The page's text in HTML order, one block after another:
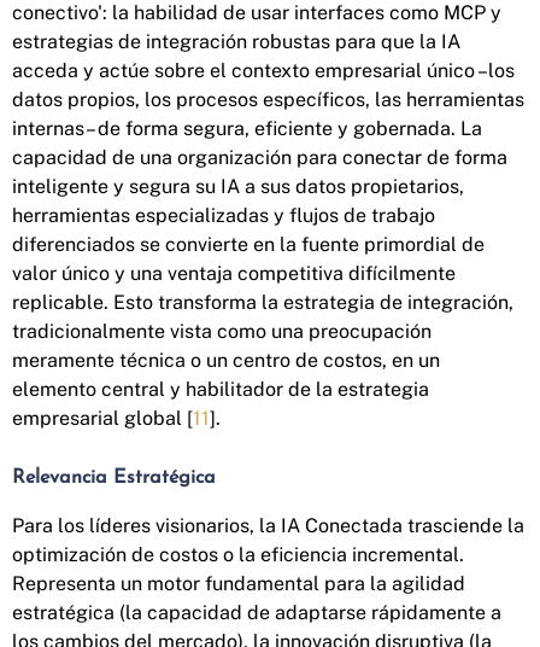
conectivo': la habilidad de usar interfaces como MCP y
estrategias de integración robustas para que la IA
acceda y actúe sobre el contexto empresarial único –los
datos propios, los procesos específicos, las herramientas
internas– de forma segura, eficiente y gobernada. La
capacidad de una organización para conectar de forma
inteligente y segura su IA a sus datos propietarios,
herramientas especializadas y flujos de trabajo
diferenciados se convierte en la fuente primordial de
valor único y una ventaja competitiva difícilmente
replicable. Esto transforma la estrategia de integración,
tradicionalmente vista como una preocupación
meramente técnica o un centro de costos, en un
elemento central y habilitador de la estrategia
empresarial global [11].
Relevancia Estratégica
Para los líderes visionarios, la IA Conectada trasciende la
optimización de costos o la eficiencia incremental.
Representa un motor fundamental para la agilidad
estratégica (la capacidad de adaptarse rápidamente a
los cambios del mercado), la innovación disruptiva (la